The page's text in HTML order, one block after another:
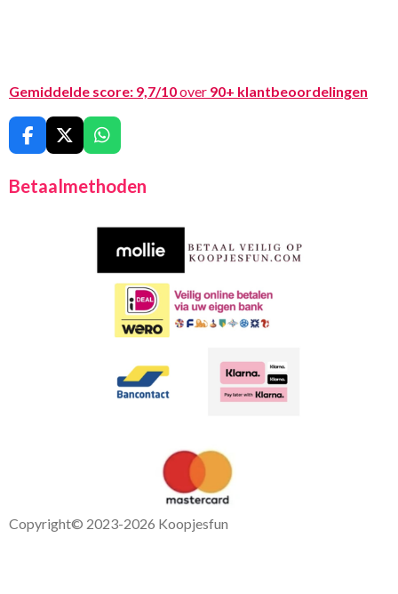
Gemiddelde score: 9,7/10over 90+ klantbeoordelingen
F
a
c
e
X
W
h
t
A
Betaalmethoden
Copyright© 2023-2026 Koopjesfun